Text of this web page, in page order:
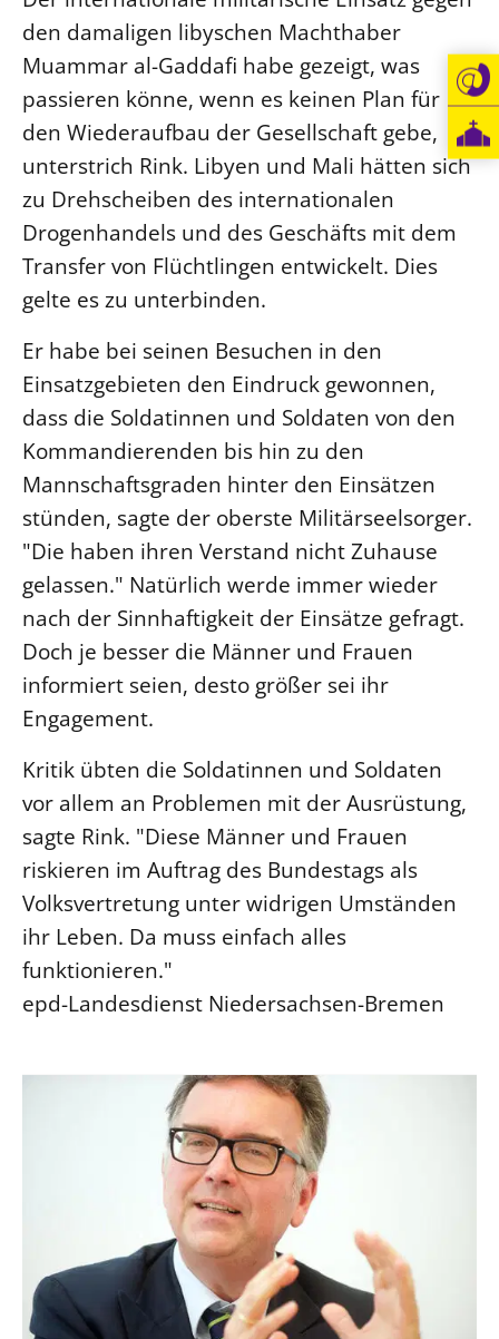
den damaligen libyschen Machthaber
Muammar al-Gaddafi habe gezeigt, was
passieren könne, wenn es keinen Plan für
den Wiederaufbau der Gesellschaft gebe,
unterstrich Rink. Libyen und Mali hätten sich
zu Drehscheiben des internationalen
Drogenhandels und des Geschäfts mit dem
Transfer von Flüchtlingen entwickelt. Dies
gelte es zu unterbinden.
Er habe bei seinen Besuchen in den
Einsatzgebieten den Eindruck gewonnen,
dass die Soldatinnen und Soldaten von den
Kommandierenden bis hin zu den
Mannschaftsgraden hinter den Einsätzen
stünden, sagte der oberste Militärseelsorger.
"Die haben ihren Verstand nicht Zuhause
gelassen." Natürlich werde immer wieder
nach der Sinnhaftigkeit der Einsätze gefragt.
Doch je besser die Männer und Frauen
informiert seien, desto größer sei ihr
Engagement.
Kritik übten die Soldatinnen und Soldaten
vor allem an Problemen mit der Ausrüstung,
sagte Rink. "Diese Männer und Frauen
riskieren im Auftrag des Bundestags als
Volksvertretung unter widrigen Umständen
ihr Leben. Da muss einfach alles
funktionieren."
epd-Landesdienst Niedersachsen-Bremen